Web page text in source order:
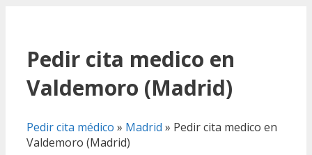
Pedir cita medico en
Valdemoro (Madrid)
Pedir cita médico » Madrid » Pedir cita medico en
Valdemoro (Madrid)